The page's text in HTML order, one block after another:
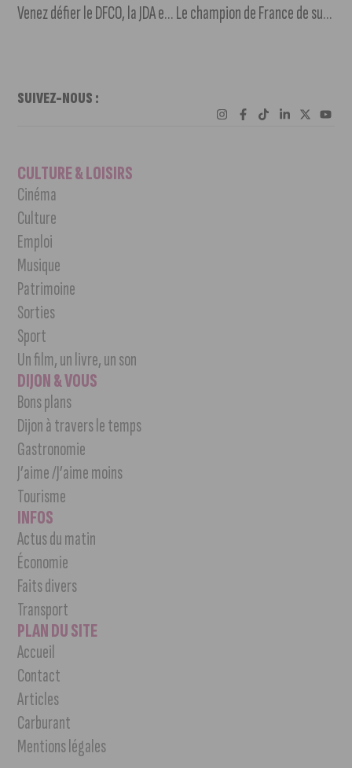
Venez défier le DFCO, la JDA et le Stade Dijonnais à la Toison d’Or Le champion de France de sushi 2023 est Dijonnais
SUIVEZ-NOUS :
CULTURE & LOISIRS
Cinéma
Culture
Emploi
Musique
Patrimoine
Sorties
Sport
Un film, un livre, un son
DIJON & VOUS
Bons plans
Dijon à travers le temps
Gastronomie
J’aime /J’aime moins
Tourisme
INFOS
Actus du matin
Économie
Faits divers
Transport
PLAN DU SITE
Accueil
Contact
Articles
Carburant
Mentions légales